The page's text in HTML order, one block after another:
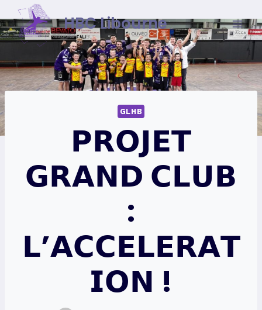
Skip
to
content
HBC Libourne
GLHB
𝗣𝗥𝗢𝗝𝗘𝗧
𝗚𝗥𝗔𝗡𝗗 𝗖𝗟𝗨𝗕
:
𝗟’𝗔𝗖𝗖𝗘𝗟𝗘𝗥𝗔𝗧
𝗜𝗢𝗡 !